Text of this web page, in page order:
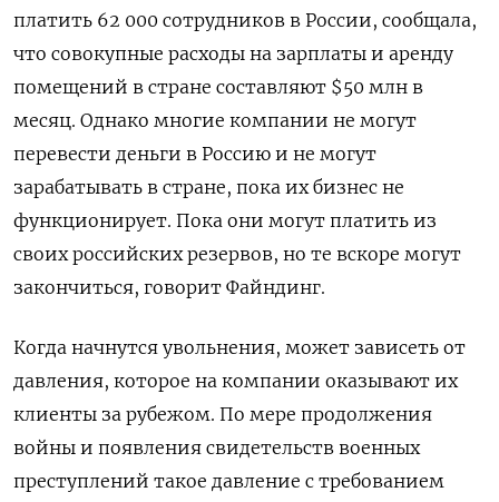
платить 62 000 сотрудников в России, сообщала,
что совокупные расходы на зарплаты и аренду
помещений в стране составляют $50 млн в
месяц. Однако многие компании не могут
перевести деньги в Россию и не могут
зарабатывать в стране, пока их бизнес не
функционирует. Пока они могут платить из
своих российских резервов, но те вскоре могут
закончиться, говорит Файндинг.
Когда начнутся увольнения, может зависеть от
давления, которое на компании оказывают их
клиенты за рубежом. По мере продолжения
войны и появления свидетельств военных
преступлений такое давление с требованием